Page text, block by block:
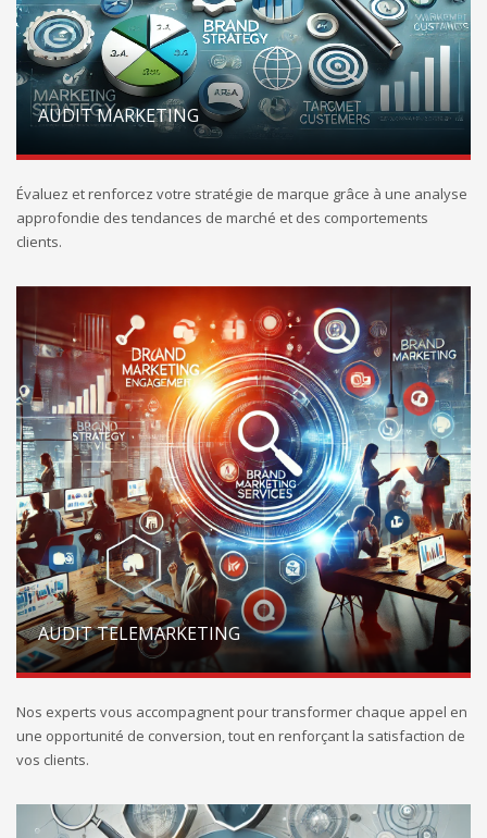
AUDIT MARKETING
Évaluez et renforcez votre stratégie de marque grâce à une analyse
approfondie des tendances de marché et des comportements
clients.
AUDIT TELEMARKETING
Nos experts vous accompagnent pour transformer chaque appel en
une opportunité de conversion, tout en renforçant la satisfaction de
vos clients.